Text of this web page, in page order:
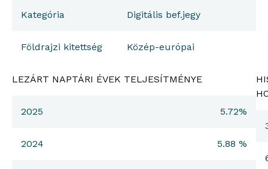
Kategória Digitális bef.jegy
Földrajzi kitettség Közép-európai
LEZÁRT NAPTÁRI ÉVEK TELJESÍTMÉNYE
2025 5.72%
2024 5.88 %